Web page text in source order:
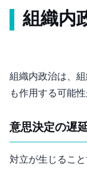
組織内
組織内政治は、
も作用する可能性
意思決定の遅
対立が生じるこ